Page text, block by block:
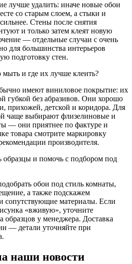
лучше удалить: иначе новые обои
со старым слоем, а стыки и
Стены после снятия
и только затем клеят новую
— отдельные случаи с очень
для большинства интерьеров
подготовку стен.
и где их лучше клеить?
имеют виниловое покрытие: их
губкой без абразивов. Они хорошо
прихожей, детской и коридора. Для
чаще выбирают флизелиновые и
— они приятнее по фактуре и
товара смотрите маркировку
производителя.
образцы и помочь с подбором под
обои под стиль комнаты,
а также подскажем
сопутствующие материалы. Если
«вживую», уточните
образцов у менеджера. Доставка
— детали уточняйте при
наши новости